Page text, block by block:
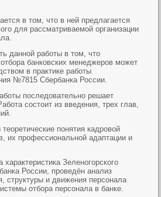
в том, что в ней предлагается
для рассматриваемой организации
данной работы в том, что
банковских менеджеров может
в практике работы
№7815 Сбербанка России.
последовательно решает
состоит из введения, трех глав,
понятия кадровой
их профессиональной адаптации и
Зеленогорского
России, проведён анализ
структуры и движения персонала
отбора персонала в банке.